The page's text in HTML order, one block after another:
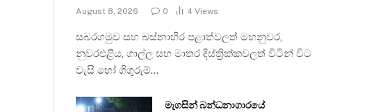
August 8, 2026 0 4 Views
සබරගමුව සහ බස්නාහිර පළාත්වලත් මහනුවර,
නුවරඑළිය, ගාල්ල සහ මාතර දිස්ත්‍රික්කවලත් විටින් විට
වැසි හෝ ගිගුරුම්…
මැගසින් බන්ධනාගාරයේ